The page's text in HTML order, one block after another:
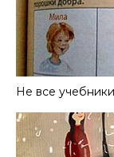
Не все